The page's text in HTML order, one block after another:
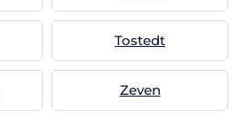
Tostedt
Zeven